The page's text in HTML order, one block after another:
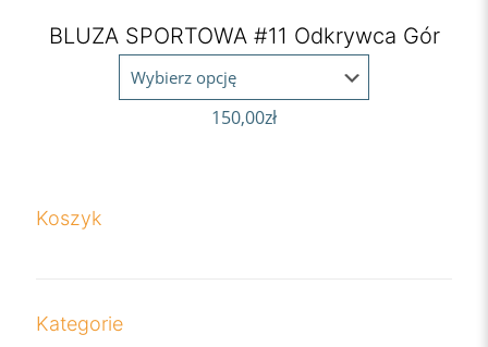
BLUZA SPORTOWA #11 Odkrywca Gór
150,00zł
Koszyk
Kategorie